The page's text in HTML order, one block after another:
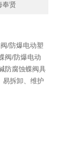
奉贤
/防爆电动塑
阀/防爆电动
防腐蚀蝶阀具
易拆卸、维护